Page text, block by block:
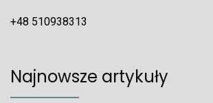
+48 510938313
Najnowsze artykuły